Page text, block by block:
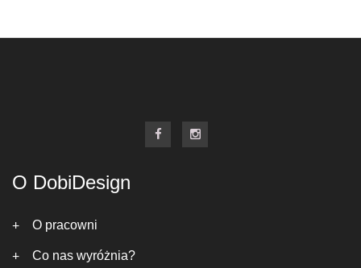
O DobiDesign
O pracowni
Co nas wyróżnia?